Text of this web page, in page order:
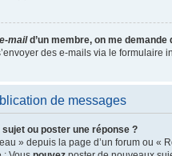
e-maild’un membre, on me demande
des e-mails via le formulaire
de messages
ou poster une réponse ?
» depuis la page d’un forum ou «